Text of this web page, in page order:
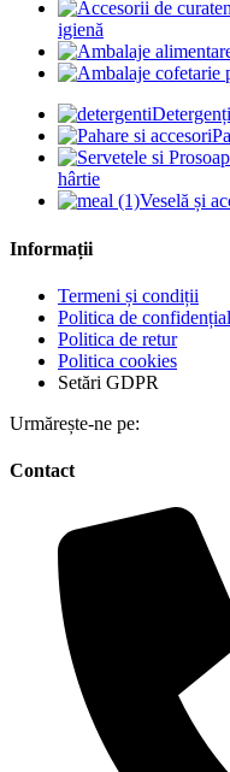
igienă
Detergenți
hârtie
Veselă și
Informații
Termeni și condiții
Politica de
Politica de retur
Politica cookies
Setări GDPR
Urmărește-ne pe:
Contact